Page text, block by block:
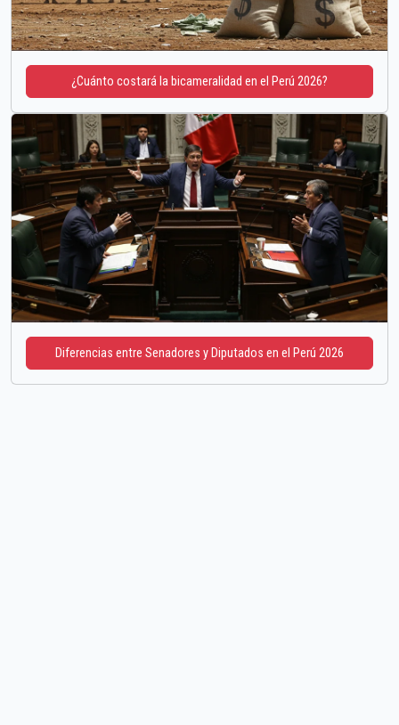
¿Cuánto costará la bicameralidad en el Perú 2026?
Diferencias entre Senadores y Diputados en el Perú 2026